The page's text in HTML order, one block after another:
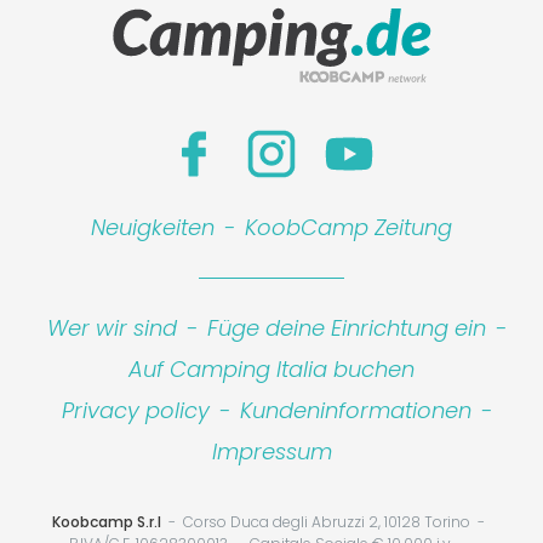
Leaflet |©
Neuigkeiten - KoobCamp Zeitung
Wer wir sind - Füge deine Einrichtung ein -
Auf Camping Italia buchen
Privacy policy - Kundeninformationen -
Impressum
Koobcamp S.r.l
Corso Duca degli Abruzzi 2, 10128 Torino